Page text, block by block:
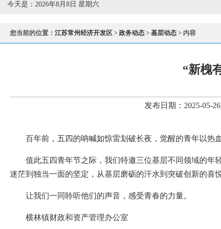
今天是： 2026年8月8日 星期六
您当前的位置： 江苏常州经济开发区 > 政务动态 > 基层动态 > 内容
“新槐
发布日期：2025-05-
百年前，五四的呐喊如惊雷划破长夜，觉醒的青年以热
值此五四青年节之际，我们特邀三位基层不同领域的年
迷茫到独当一面的坚定，从基层磨砺的汗水到突破创新的
让我们一同聆听他们的声音，感受青春的力量。
横林镇财政和资产管理办公室